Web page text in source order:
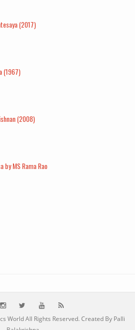
(2017)
(1967)
(2008)
by MS Rama Rao
WorldAll Rights Reserved. Created By Palli